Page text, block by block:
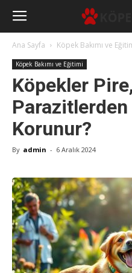
Ana Sayfa Köpek Bakımı ve
Köpek Bakımı ve Eğitimi
Köpekler
Parazitlerden
Korunur?
By admin - 6 Aralık 2024